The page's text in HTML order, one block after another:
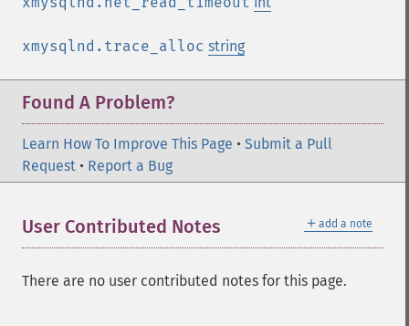
xmysqlnd.trace_alloc string
Found A Problem?
Learn How To Improve This Page • Submit a Pull
Request • Report a Bug
＋ add a note
User Contributed Notes
There are no user contributed notes for this page.